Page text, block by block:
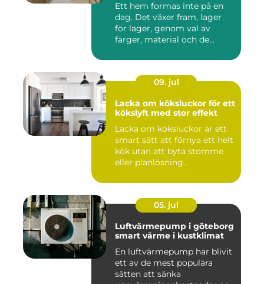
Ett hem formas inte på en
dag. Det växer fram, lager
för lager, genom val av
färger, material och de...
09. jul
Lacka om köksluckor för ett
kökslyft med stor effekt
Lacka om köksluckor är ett
smart sätt att förnya ett helt
kök utan att byta stomme
eller planlösning...
05. jul
Luftvärmepump i göteborg
smart värme i kustklimat
En luftvärmepump har blivit
ett av de mest populära
sätten att sänka